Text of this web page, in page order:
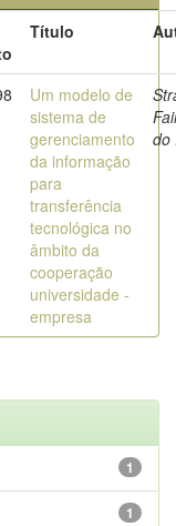
Título
Um modelo de
sistema de
gerenciamento
da informação
para
transferência
tecnológica no
âmbito da
cooperação
universidade -
empresa
do
1
1